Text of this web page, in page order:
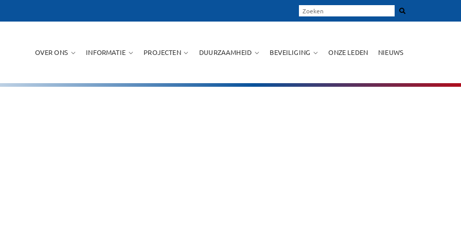
OVER ONS INFORMATIE PROJECTEN DUURZAAMHEID BEVEILIGING ONZE LEDEN NIEUWS